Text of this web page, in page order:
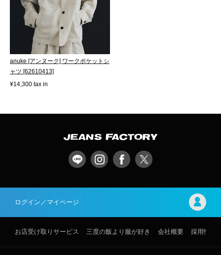
anuke [アンヌーク] ワークポケットシ
ャツ [62610413]
¥14,300 tax in
ログイン／マイページ
お店受け取りサービス 三度の飯より服が好き 会社概要 採用情報